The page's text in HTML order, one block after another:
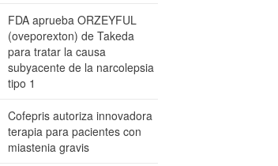
FDA aprueba ORZEYFUL
(oveporexton) de Takeda
para tratar la causa
subyacente de la narcolepsia
tipo 1
Cofepris autoriza innovadora
terapia para pacientes con
miastenia gravis